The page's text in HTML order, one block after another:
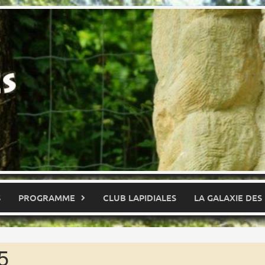
PROGRAMME CLUB LAPIDIALES LA GALAXIE DES